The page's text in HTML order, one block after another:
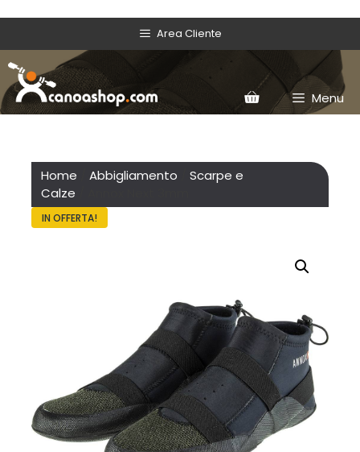
Area Cliente
Menu
Home Abbigliamento
Scarpe e
Calze
IN OFFERTA!